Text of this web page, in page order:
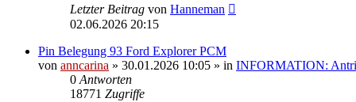
Letzter Beitrag von Hanneman
02.06.2026 20:15
Pin Belegung 93 Ford Explorer PCM
von anncarina » 30.01.2026 10:05 » in INFORMATION:
0 Antworten
18771 Zugriffe